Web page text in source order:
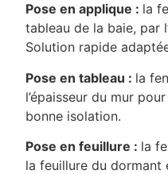
Pose en applique : la
tableau de la baie, par
Solution rapide
Pose en tableau : la
l’épaisseur du mur
bonne isolation.
Pose en feuillure : la
la feuillure du dormant